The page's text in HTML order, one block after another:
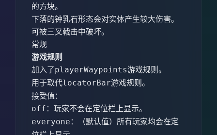
的方块。
下落的钟乳石形态会对实体产生较大伤害。
可被三叉戟击中破坏。
常规
游戏规则
加入了playerWaypoints游戏规则。
用于取代locatorBar游戏规则。
接受值：
off ：玩家不会在定位栏上显示。
everyone ：（默认值）所有玩家均会在定